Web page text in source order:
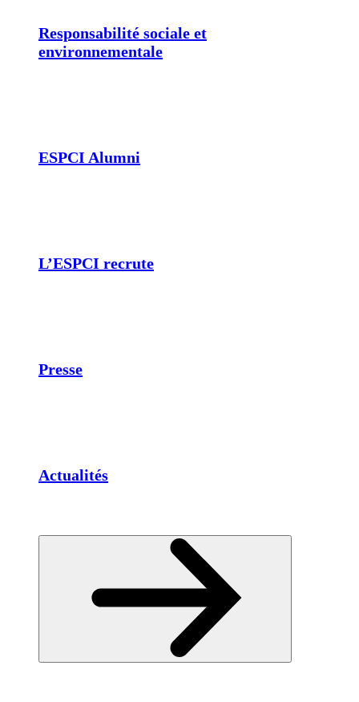
Responsabilité sociale et
environnementale
ESPCI Alumni
L’ESPCI recrute
Presse
Actualités